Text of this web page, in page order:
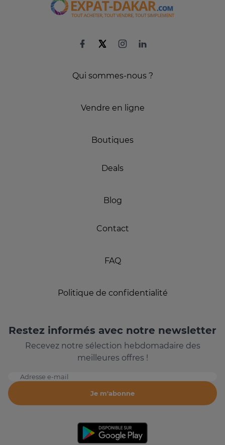
Qui sommes-nous ?
Vendre en ligne
Boutiques
Deals
Blog
Contact
FAQ
Politique de confidentialité
Restez informés avec notre newsletter
Recevez notre sélection hebdomadaire des
meilleures offres !
Adresse e-mail
Je m'abonne